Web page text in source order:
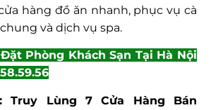
hàng đồ ăn nhanh, phục vụ cà
và dịch vụ spa.
Phòng Khách Sạn Tại Hà Nội
Truy Lùng 7 Cửa Hàng Bán